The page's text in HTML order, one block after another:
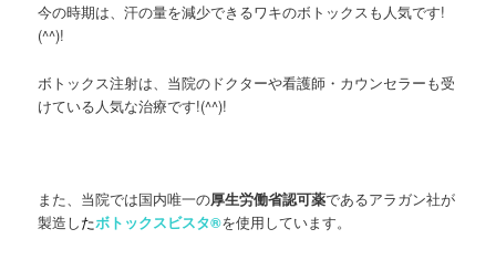
今の時期は、汗の量を減少できるワキのボトックスも人気です!
(^^)!
ボトックス注射は、当院のドクターや看護師・カウンセラーも受
けている人気な治療です!(^^)!
また、当院では国内唯一の厚生労働省認可薬であるアラガン社が
製造したボトックスビスタ®を使用しています。